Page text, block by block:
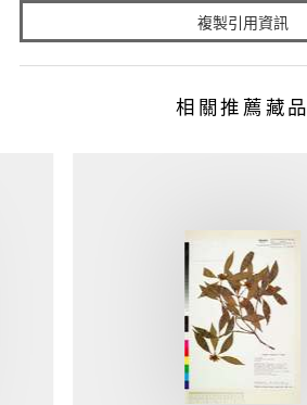
複製引用資訊
相關推薦藏品